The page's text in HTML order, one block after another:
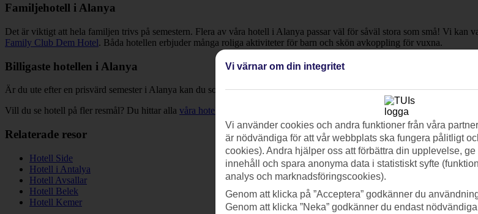
Familjehotell i Alanya
Det är viktigt att hela familjen trivs på semestern. Flera av våra hotell i Alanya passar väl för såväl stora som små! Vi kan
Family Club Dem Hotel. Båda hotellen erbjuder många roliga aktiviteter för barn och skön avkoppling för vuxna.
Billigaste hotellen i Alanya
Är du ute efter en prisvärd semester i Alanya kan du sortera listan efter lägsta till högsta pris på just de datum du är
Vill du se hotell på fler resmål? Du hittar alla våra hotell
Relaterade resor
Hotell Side
Hotell i Antalya
Hotell Avsallar
Hotell Belek
Hotell Kemer
Vi värnar om din integritet
Vi använder cookies och andra funktioner från våra
är nödvändiga för att vår webbplats ska fungera pålitligt
cookies). Andra hjälper oss att förbättra din upplevelse,
innehåll och spara anonyma data i statistiskt syfte
analys och marknadsföringscookies).
Genom att klicka på ”Acceptera” godkänner du
Genom att klicka ”Neka” godkänner du endast